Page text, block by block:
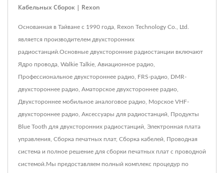
Кабельных Сборок | Rexon
Основанная в Тайване с 1990 года, Rexon Technology Co., Ltd.
является производителем двухсторонних
радиостанций.Основные двухсторонние радиостанции включают
Ядро провода, Walkie Talkie, Авиационное радио,
Профессиональное двухстороннее радио, FRS-радио, DMR-
двухстороннее радио, Аматорское двухстороннее радио,
Двухстороннее мобильное аналоговое радио, Морское VHF-
двухстороннее радио, Аксессуары для радиостанций, Продукты
Blue Tooth для двухсторонних радиостанций, Электронная плата
управления, Сборка печатных плат, Сборка кабелей, Проводная
система и полное решение для сборки печатных плат с проводной
системой.Мы предоставляем полный комплекс процедур по